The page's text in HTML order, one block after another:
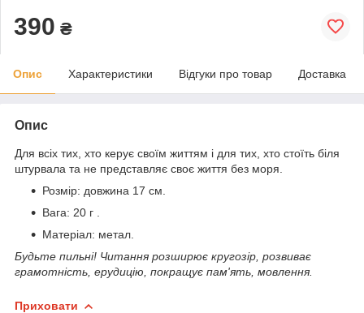
390 ₴
Опис Характеристики Відгуки про товар Доставка
Опис
Для всіх тих, хто керує своїм життям і для тих, хто стоїть біля
штурвала та не представляє своє життя без моря.
Розмір: довжина 17 см.
Вага: 20 г .
Матеріал: метал.
Будьте пильні! Читання розширює кругозір, розвиває
грамотність, ерудицію, покращує пам'ять, мовлення.
Приховати